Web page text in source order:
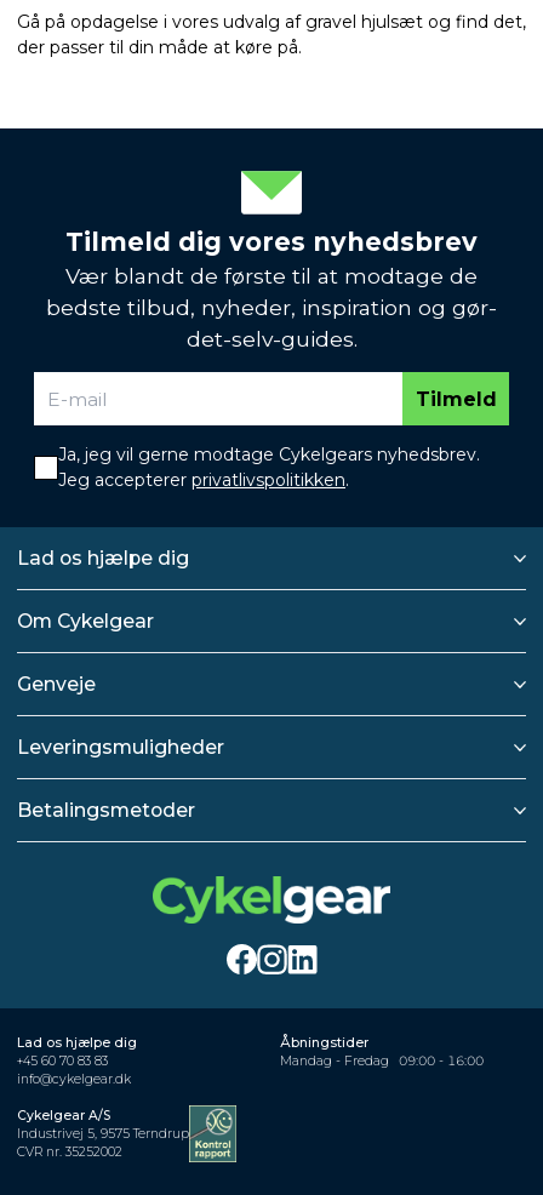
Gå på opdagelse i vores udvalg af gravel hjulsæt og find det,
der passer til din måde at køre på.
Tilmeld dig vores nyhedsbrev
Vær blandt de første til at modtage de
bedste tilbud, nyheder, inspiration og gør-
det-selv-guides.
Tilmeld
Ja, jeg vil gerne modtage Cykelgears nyhedsbrev.
Jeg accepterer privatlivspolitikken.
Lad os hjælpe dig
Om Cykelgear
Genveje
Leveringsmuligheder
Betalingsmetoder
Lad os hjælpe dig
+45 60 70 83 83
info@cykelgear.dk
Åbningstider
Mandag - Fredag
09:00 - 16:00
Cykelgear A/S
Industrivej 5, 9575 Terndrup
CVR nr. 35252002